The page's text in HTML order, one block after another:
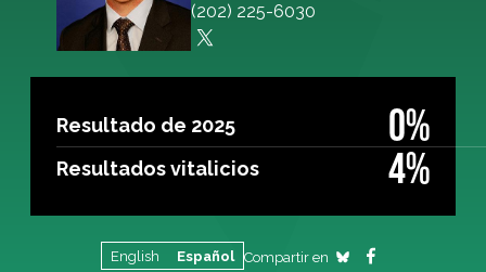
(202) 225-6030
Resultado de 2025 0%
Resultados vitalicios 4%
English Español Compartir en